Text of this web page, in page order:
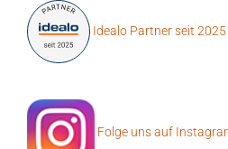
Idealo Partner seit 2025
Folge uns auf